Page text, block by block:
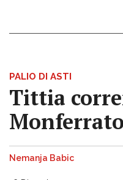
PALIO DI ASTI
Tittia
Nemanja Babic